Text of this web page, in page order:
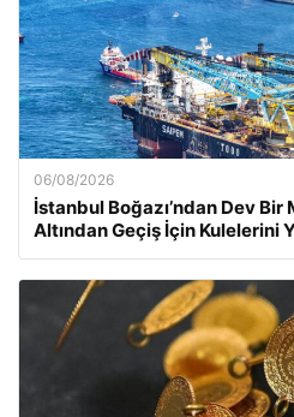
06/08/2026
İstanbul Boğazı’ndan Dev
Altından Geçiş İçin Kulelerini